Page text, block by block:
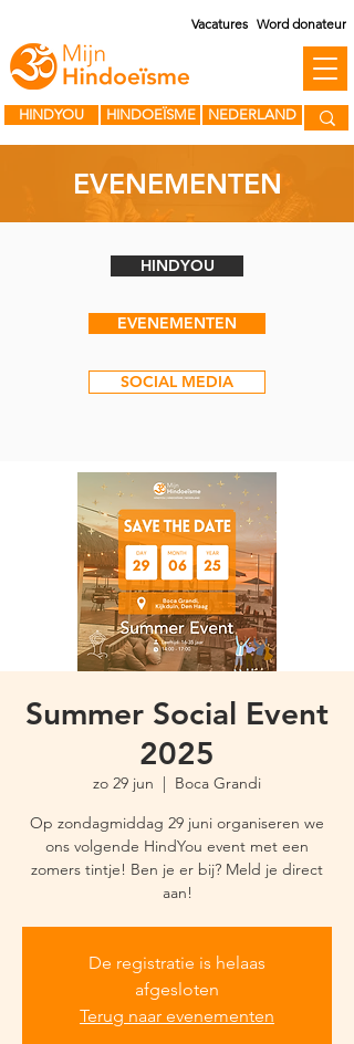
HINDOEÏSME
HINDYOU NEDERLAND
Vacatures Word donateur
EVENEMENTEN
HINDYOU
EVENEMENTEN
SOCIAL MEDIA
Summer Social Event
2025
zo 29 jun
  |
Boca Grandi
Op zondagmiddag 29 juni organiseren we
ons volgende HindYou event met een
zomers tintje! Ben je er bij? Meld je direct
aan!
De registratie is helaas
afgesloten
Terug naar evenementen